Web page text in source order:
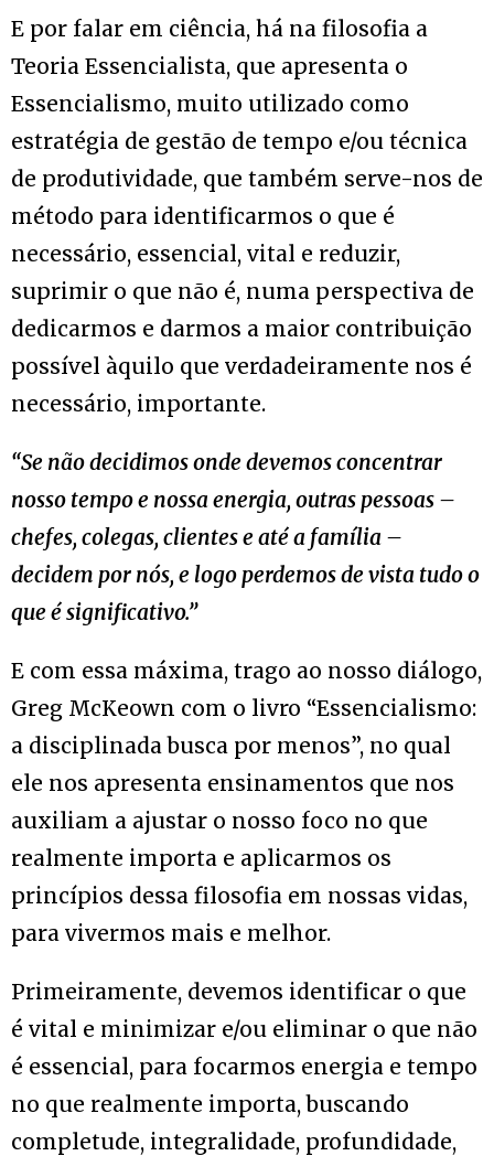
E por falar em ciência, há na filosofia a
Teoria Essencialista, que apresenta o
Essencialismo, muito utilizado como
estratégia de gestão de tempo e/ou técnica
de produtividade, que também serve-nos de
método para identificarmos o que é
necessário, essencial, vital e reduzir,
suprimir o que não é, numa perspectiva de
dedicarmos e darmos a maior contribuição
possível àquilo que verdadeiramente nos é
necessário, importante.
“Se não decidimos onde devemos concentrar
nosso tempo e nossa energia, outras pessoas –
chefes, colegas, clientes e até a família –
decidem por nós, e logo perdemos de vista tudo o
que é significativo.”
E com essa máxima, trago ao nosso diálogo,
Greg McKeown com o livro “Essencialismo:
a disciplinada busca por menos”, no qual
ele nos apresenta ensinamentos que nos
auxiliam a ajustar o nosso foco no que
realmente importa e aplicarmos os
princípios dessa filosofia em nossas vidas,
para vivermos mais e melhor.
Primeiramente, devemos identificar o que
é vital e minimizar e/ou eliminar o que não
é essencial, para focarmos energia e tempo
no que realmente importa, buscando
completude, integralidade, profundidade,